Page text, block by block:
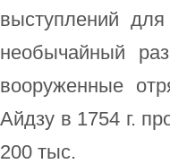
выступлений
необычайный
вооруженные
Айдзу в 1754 г.
200 тыс.